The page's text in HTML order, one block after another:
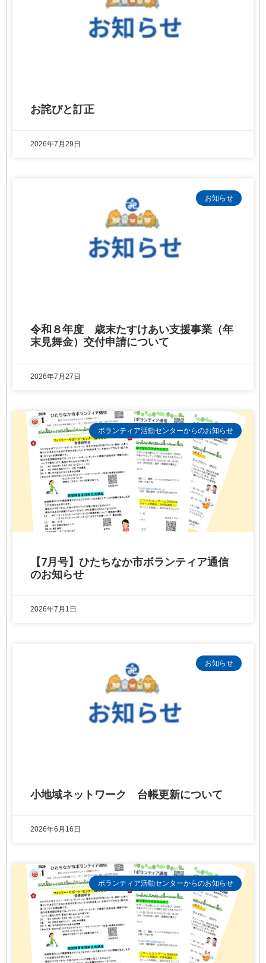
お詫びと訂正
2026年7月29日
お知らせ
令和８年度 歳末たすけあい支援事業（年
末見舞金）交付申請について
2026年7月27日
ボランティア活動センターからのお知らせ
【7月号】ひたちなか市ボランティア通信
のお知らせ
2026年7月1日
お知らせ
小地域ネットワーク 台帳更新について
2026年6月16日
ボランティア活動センターからのお知らせ